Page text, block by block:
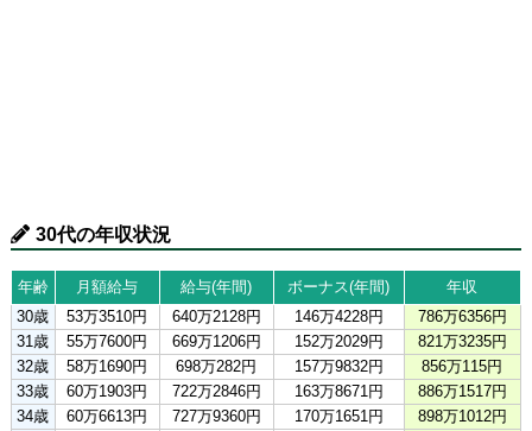
30代の年収状況
年齢 月額給与 給与(年間) ボーナス(年間)
年収
30歳
53万3510円 640万2128円 146万4228円
786万6356円
31歳
55万7600円 669万1206円 152万2029円
821万3235円
32歳
58万1690円 698万282円 157万9832円
856万115円
33歳
60万1903円 722万2846円 163万8671円
886万1517円
34歳
60万6613円 727万9360円 170万1651円
898万1012円